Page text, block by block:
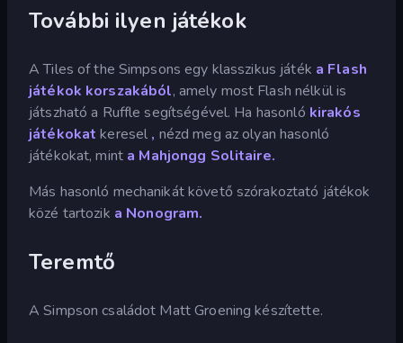
További ilyen játékok
A Tiles of the Simpsons egy klasszikus játék a Flash
játékok korszakából, amely most Flash nélkül is
játszható a Ruffle segítségével. Ha hasonló kirakós
játékokat keresel , nézd meg az olyan hasonló
játékokat, mint a Mahjongg Solitaire.
Más hasonló mechanikát követő szórakoztató játékok
közé tartozik a Nonogram.
Teremtő
A Simpson családot Matt Groening készítette.